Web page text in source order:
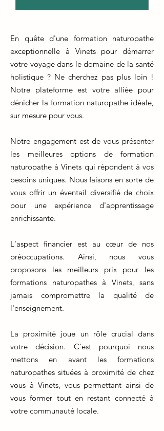
En quête d'une formation naturopathe
exceptionnelle à Vinets pour démarrer
votre voyage dans le domaine de la santé
holistique ? Ne cherchez pas plus loin !
Notre plateforme est votre alliée pour
dénicher la formation naturopathe idéale,
sur mesure pour vous.
Notre engagement est de vous présenter
les meilleures options de formation
naturopathe à Vinets qui répondent à vos
besoins uniques. Nous faisons en sorte de
vous offrir un éventail diversifié de choix
pour une expérience d'apprentissage
enrichissante.
L'aspect financier est au cœur de nos
préoccupations. Ainsi, nous vous
proposons les meilleurs prix pour les
formations naturopathes à Vinets, sans
jamais compromettre la qualité de
l'enseignement.
La proximité joue un rôle crucial dans
votre décision. C'est pourquoi nous
mettons en avant les formations
naturopathes situées à proximité de chez
vous à Vinets, vous permettant ainsi de
vous former tout en restant connecté à
votre communauté locale.